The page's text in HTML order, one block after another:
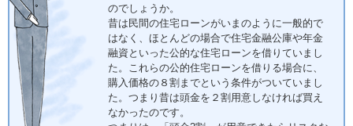
のでしょうか。
昔は民間の住宅ローンがいまのように一般的で
はなく、ほとんどの場合で住宅金融公庫や年金
融資といった公的な住宅ローンを借りていまし
た。これらの公的住宅ローンを借りる場合に、
購入価格の８割までという条件がついていまし
た。つまり昔は頭金を２割用意しなければ買え
なかったのです。